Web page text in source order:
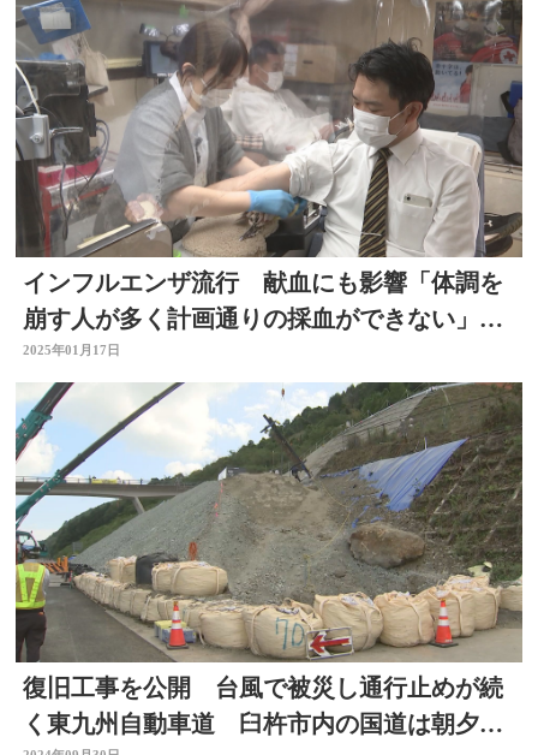
インフルエンザ流行 献血にも影響「体調を
崩す人が多く計画通りの採血ができない」協
力を呼びかけ
2025年01月17日
復旧工事を公開 台風で被災し通行止めが続
く東九州自動車道 臼杵市内の国道は朝夕に